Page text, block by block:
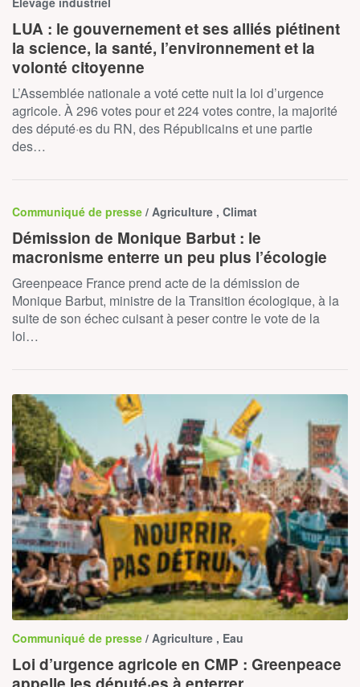
LUA : le gouvernement et ses alliés piétinent
la science, la santé, l’environnement et la
volonté citoyenne
L’Assemblée nationale a voté cette nuit la loi d’urgence
agricole. À 296 votes pour et 224 votes contre, la majorité
des député·es du RN, des Républicains et une partie
des…
Communiqué de presse / Agriculture , Climat
Démission de Monique Barbut : le
macronisme enterre un peu plus l’écologie
Greenpeace France prend acte de la démission de
Monique Barbut, ministre de la Transition écologique, à la
suite de son échec cuisant à peser contre le vote de la
loi…
Communiqué de presse / Agriculture , Eau
Loi d’urgence agricole en CMP : Greenpeace